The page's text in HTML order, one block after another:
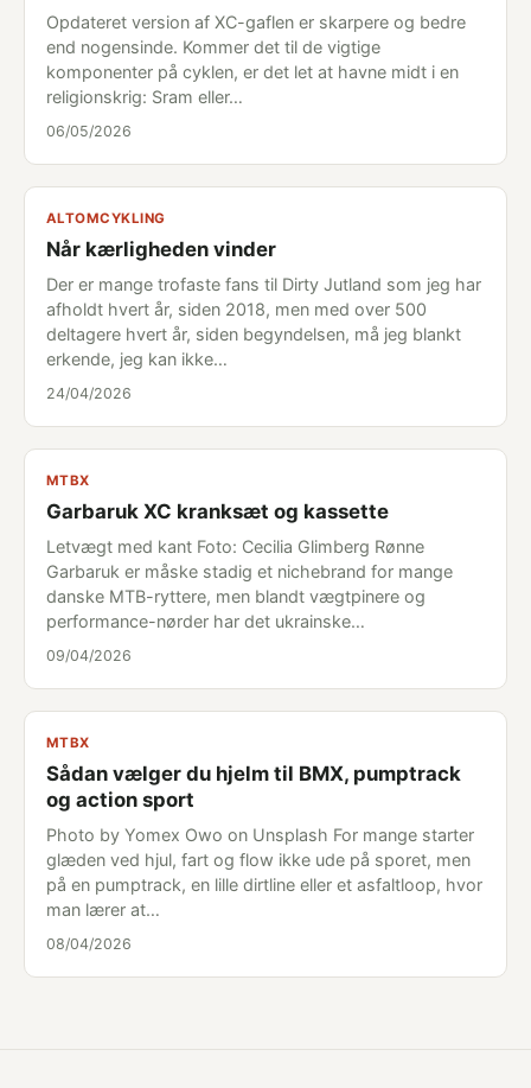
Opdateret version af XC-gaflen er skarpere og bedre
end nogensinde. Kommer det til de vigtige
komponenter på cyklen, er det let at havne midt i en
religionskrig: Sram eller…
06/05/2026
ALTOMCYKLING
Når kærligheden vinder
Der er mange trofaste fans til Dirty Jutland som jeg har
afholdt hvert år, siden 2018, men med over 500
deltagere hvert år, siden begyndelsen, må jeg blankt
erkende, jeg kan ikke…
24/04/2026
MTBX
Garbaruk XC kranksæt og kassette
Letvægt med kant Foto: Cecilia Glimberg Rønne
Garbaruk er måske stadig et nichebrand for mange
danske MTB-ryttere, men blandt vægtpinere og
performance-nørder har det ukrainske…
09/04/2026
MTBX
Sådan vælger du hjelm til BMX, pumptrack
og action sport
Photo by Yomex Owo on Unsplash For mange starter
glæden ved hjul, fart og flow ikke ude på sporet, men
på en pumptrack, en lille dirtline eller et asfaltloop, hvor
man lærer at…
08/04/2026